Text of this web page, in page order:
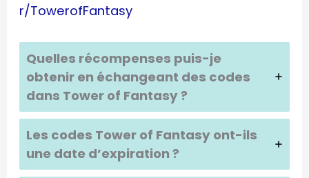
r/TowerofFantasy
Quelles récompenses puis-je
obtenir en échangeant des codes
dans Tower of Fantasy?
Les codes Tower of Fantasy ont-ils
une date d’expiration ?